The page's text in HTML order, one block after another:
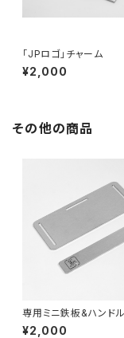
「JPロゴ」チャーム
¥2,000
その他の商品
専用ミニ鉄板&ハンドル
¥2,000